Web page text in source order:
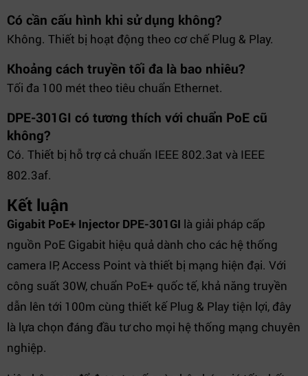
Có cần cấu hình khi sử dụng không?
Không. Thiết bị hoạt động theo cơ chế Plug & Play.
Khoảng cách truyền tối đa là bao nhiêu?
Tối đa 100 mét theo tiêu chuẩn Ethernet.
DPE-301GI có tương thích với chuẩn PoE cũ
không?
Có. Thiết bị hỗ trợ cả chuẩn IEEE 802.3at và IEEE
802.3af.
Kết luận
Gigabit PoE+ Injector DPE-301GI là giải pháp cấp
nguồn PoE Gigabit hiệu quả dành cho các hệ thống
camera IP, Access Point và thiết bị mạng hiện đại. Với
công suất 30W, chuẩn PoE+ quốc tế, khả năng truyền
dẫn lên tới 100m cùng thiết kế Plug & Play tiện lợi, đây
là lựa chọn đáng đầu tư cho mọi hệ thống mạng chuyên
nghiệp.